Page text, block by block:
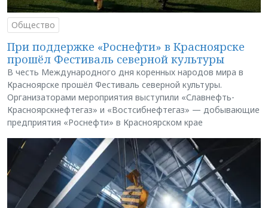
Общество
При поддержке «Роснефти» в Красноярске
прошёл Фестиваль северной культуры
В честь Международного дня коренных народов мира в
Красноярске прошёл Фестиваль северной культуры.
Организаторами мероприятия выступили «Славнефть-
Красноярскнефтегаз» и «Востсибнефтегаз» — добывающие
предприятия «Роснефти» в Красноярском крае